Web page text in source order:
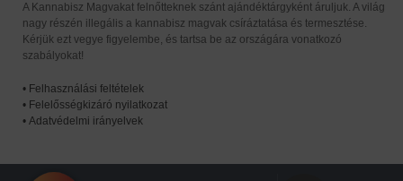
A Kannabisz Magvakat felnőtteknek szánt ajándéktárgyként áruljuk. A világ
nagy részén illegális a kannabisz magvak csíráztatása és termesztése.
Kérjük ezt vegye figyelembe, és tartsa be az országára vonatkozó
szabályokat!
• Felhasználási feltételek
• Felelősségkizáró nyilatkozat
• Adatvédelmi irányelvek